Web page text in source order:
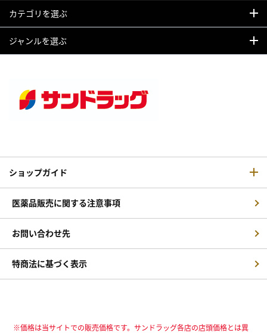
カテゴリを選ぶ
ジャンルを選ぶ
ショップガイド
医薬品販売に関する注意事項
お問い合わせ先
特商法に基づく表示
※価格は当サイトでの販売価格です。サンドラッグ各店の店頭価格とは異